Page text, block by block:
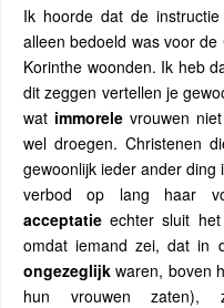
Ik hoorde dat de
alleen bedoeld was voor
Korinthe woonden. Ik heb
dit zeggen vertellen je
wat immorele vrouwen
wel droegen. Christenen
gewoonlijk ieder ander
verbod op lang haar
acceptatie echter sluit
omdat iemand zei, dat in
ongezeglijk waren, boven
hun vrouwen zaten),